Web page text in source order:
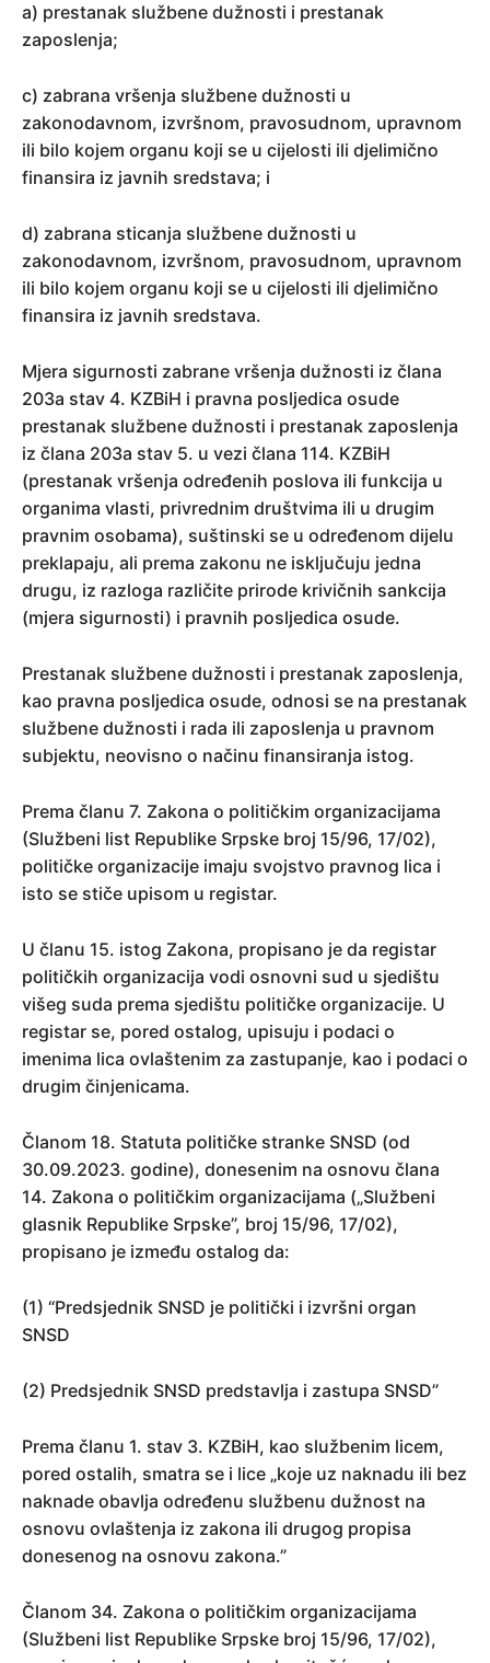
a) prestanak službene dužnosti i prestanak
zaposlenja;
c) zabrana vršenja službene dužnosti u
zakonodavnom, izvršnom, pravosudnom, upravnom
ili bilo kojem organu koji se u cijelosti ili djelimično
finansira iz javnih sredstava; i
d) zabrana sticanja službene dužnosti u
zakonodavnom, izvršnom, pravosudnom, upravnom
ili bilo kojem organu koji se u cijelosti ili djelimično
finansira iz javnih sredstava.
Mjera sigurnosti zabrane vršenja dužnosti iz člana
203a stav 4. KZBiH i pravna posljedica osude
prestanak službene dužnosti i prestanak zaposlenja
iz člana 203a stav 5. u vezi člana 114. KZBiH
(prestanak vršenja određenih poslova ili funkcija u
organima vlasti, privrednim društvima ili u drugim
pravnim osobama), suštinski se u određenom dijelu
preklapaju, ali prema zakonu ne isključuju jedna
drugu, iz razloga različite prirode krivičnih sankcija
(mjera sigurnosti) i pravnih posljedica osude.
Prestanak službene dužnosti i prestanak zaposlenja,
kao pravna posljedica osude, odnosi se na prestanak
službene dužnosti i rada ili zaposlenja u pravnom
subjektu, neovisno o načinu finansiranja istog.
Prema članu 7. Zakona o političkim organizacijama
(Službeni list Republike Srpske broj 15/96, 17/02),
političke organizacije imaju svojstvo pravnog lica i
isto se stiče upisom u registar.
U članu 15. istog Zakona, propisano je da registar
političkih organizacija vodi osnovni sud u sjedištu
višeg suda prema sjedištu političke organizacije. U
registar se, pored ostalog, upisuju i podaci o
imenima lica ovlaštenim za zastupanje, kao i podaci o
drugim činjenicama.
Članom 18. Statuta političke stranke SNSD (od
30.09.2023. godine), donesenim na osnovu člana
14. Zakona o političkim organizacijama („Službeni
glasnik Republike Srpske”, broj 15/96, 17/02),
propisano je između ostalog da:
(1) “Predsjednik SNSD je politički i izvršni organ
SNSD
(2) Predsjednik SNSD predstavlja i zastupa SNSD”
Prema članu 1. stav 3. KZBiH, kao službenim licem,
pored ostalih, smatra se i lice „koje uz naknadu ili bez
naknade obavlja određenu službenu dužnost na
osnovu ovlaštenja iz zakona ili drugog propisa
donesenog na osnovu zakona.”
Članom 34. Zakona o političkim organizacijama
(Službeni list Republike Srpske broj 15/96, 17/02),